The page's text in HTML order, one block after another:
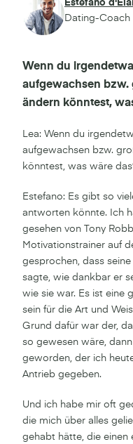
Estefano
Dating-Coach
Wenn du
aufgewachsen
ändern könntest,
Lea: Wenn du
aufgewachsen bzw.
könntest, was wäre
Estefano: Es gibt so
antworten könnte. Ich
gesehen von Tony
Motivationstrainer auf
gesprochen, dass
sagte, wie dankbar er
wie sie war. Es ist eine
sein für die Art und
Grund dafür war der,
so gewesen wäre,
geworden, der ich
Antrieb gegeben.
Und ich habe mir oft
die mich über alles
gehabt hätte, die einen